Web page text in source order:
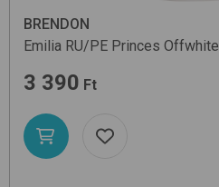
BRENDON
Emilia RU/PE Princes Offwhite
3 390 Ft